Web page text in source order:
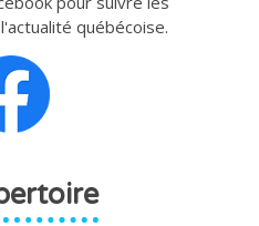
québécoise.